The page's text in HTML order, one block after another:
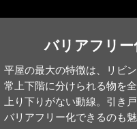
バリアフリ
平屋の最大の特徴は、リビ
常上下階に分けられる物を
上り下りがない動線。引き
バリアフリー化できるのも魅